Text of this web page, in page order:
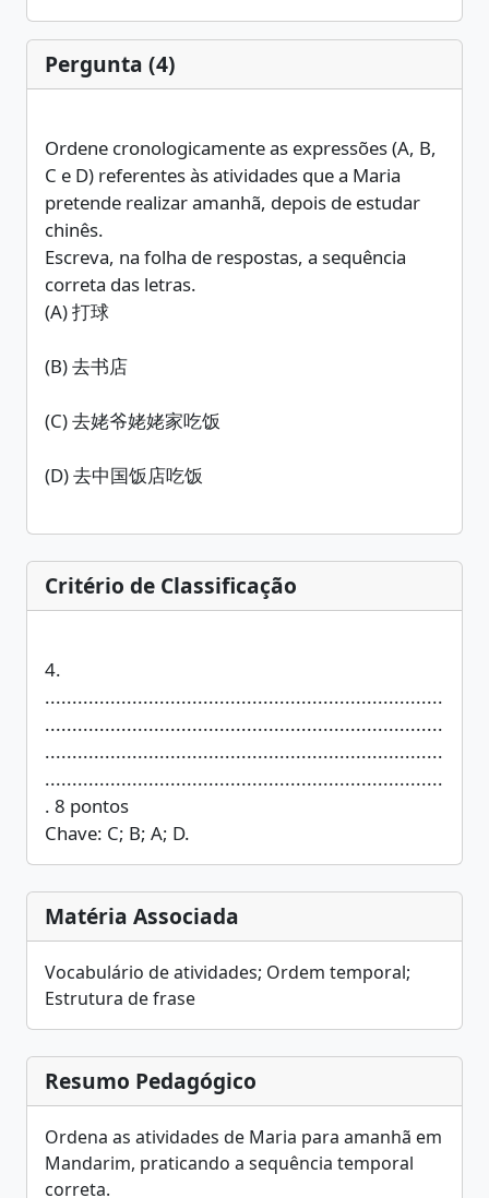
Pergunta (4)
Ordene cronologicamente as expressões (A, B,
C e D) referentes às atividades que a Maria
pretende realizar amanhã, depois de estudar
chinês.
Escreva, na folha de respostas, a sequência
correta das letras.
(A) 打球
(B) 去书店
(C) 去姥爷姥姥家吃饭
(D) 去中国饭店吃饭
Critério de Classificação
4.
.........................................................................
.........................................................................
.........................................................................
.........................................................................
. 8 pontos
Chave: C; B; A; D.
Matéria Associada
Vocabulário de atividades; Ordem temporal;
Estrutura de frase
Resumo Pedagógico
Ordena as atividades de Maria para amanhã em
Mandarim, praticando a sequência temporal
correta.